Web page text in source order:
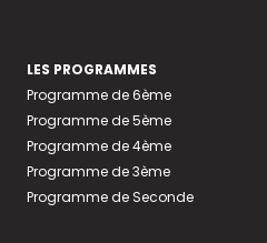
LES PROGRAMMES
Programme de 6ème
Programme de 5ème
Programme de 4ème
Programme de 3ème
Programme de Seconde